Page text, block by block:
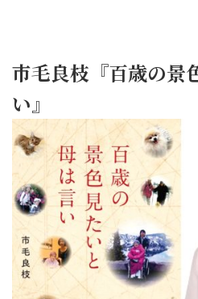
市毛良枝『百歳の景
い』